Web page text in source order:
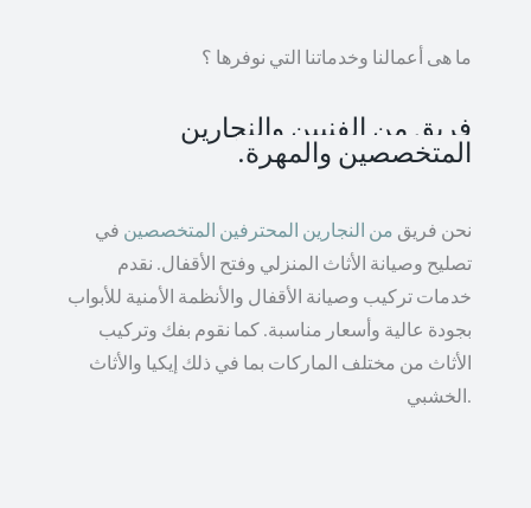
ما هى أعمالنا وخدماتنا التي نوفرها ؟
فريق من الفنيين والنجارين
المتخصصين والمهرة.
نحن فريق من النجارين المحترفين المتخصصين في
تصليح وصيانة الأثاث المنزلي وفتح الأقفال. نقدم
خدمات تركيب وصيانة الأقفال والأنظمة الأمنية للأبواب
بجودة عالية وأسعار مناسبة. كما نقوم بفك وتركيب
الأثاث من مختلف الماركات بما في ذلك إيكيا والأثاث
الخشبي.